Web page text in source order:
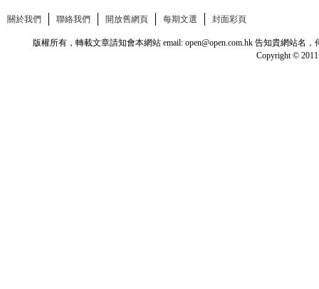
關於我們 聯絡我們 開放舊網頁 每期文選 封面彩頁
版權所有，轉載文章請知會本網站 email: open@open.com.hk 告知貴網站
Copyright © 2011